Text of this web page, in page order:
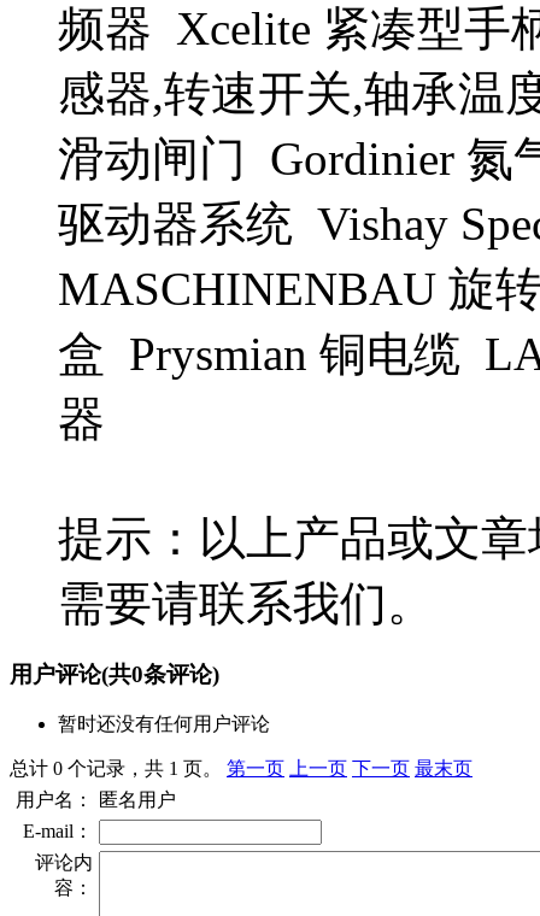
频器 Xcelite 紧凑型手
感器,转速开关,轴承温
滑动闸门 Gordinier 氮
驱动器系统 Vishay
MASCHINENBAU 旋
盒 Prysmian 铜电缆
器
提示：以上产品或文
需要请联系我们。
用户评论(共0条评论)
暂时还没有任何用户评论
总计 0 个记录，共 1 页。 第一页 上一页 下一页 最末页
用户名：
匿名用户
E-mail：
评论内
容：